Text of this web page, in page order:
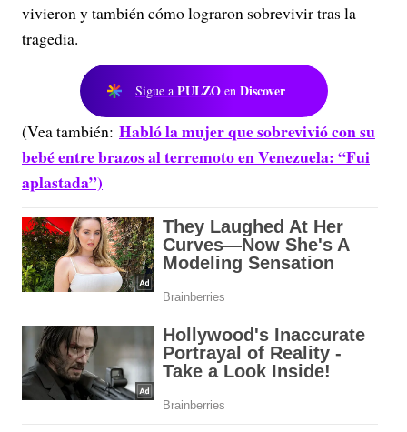
vivieron y también cómo lograron sobrevivir tras la
tragedia.
Sigue a PULZO en Discover
(Vea también: Habló la mujer que sobrevivió con su
bebé entre brazos al terremoto en Venezuela: “Fui
aplastada”)